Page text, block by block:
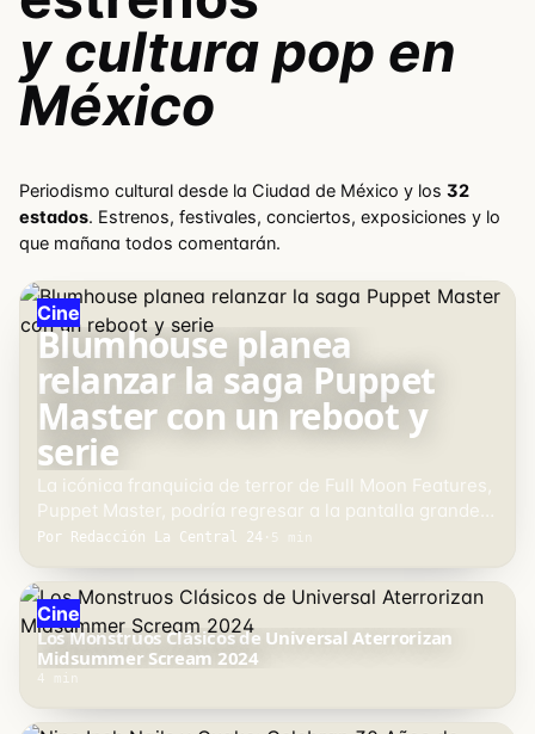
y cultura pop en
México
Periodismo cultural desde la Ciudad de México y los 32
estados. Estrenos, festivales, conciertos, exposiciones y lo
que mañana todos comentarán.
PORTADA
Cine
Blumhouse planea
relanzar la saga Puppet
Master con un reboot y
serie
La icónica franquicia de terror de Full Moon Features,
Puppet Master, podría regresar a la pantalla grande
con un reinicio cinematográfico y una serie…
Por Redacción La Central 24 · 5 min
Cine
Los Monstruos Clásicos de Universal Aterrorizan
Midsummer Scream 2024
4 min